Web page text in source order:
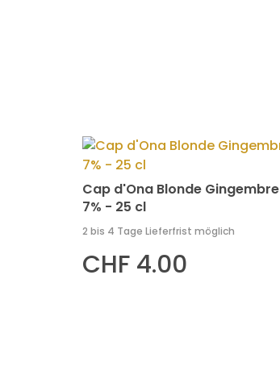
Cap d'Ona Blonde Gingembre
7% - 25 cl
2 bis 4 Tage Lieferfrist möglich
CHF 4.00